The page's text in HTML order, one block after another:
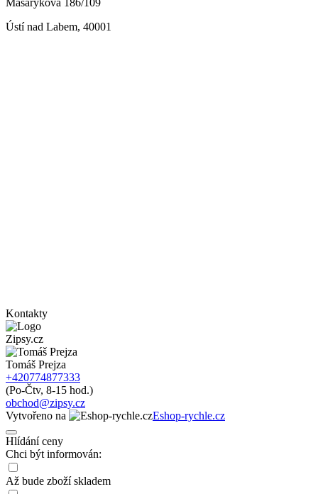
Masarykova 186/109
Ústí nad Labem, 40001
Kontakty
Zipsy.cz
Tomáš Prejza
+420774877333
(Po-Čtv, 8-15 hod.)
obchod@zipsy.cz
Vytvořeno na
Eshop-rychle.cz
Hlídání ceny
Chci být informován:
Až bude zbožískladem